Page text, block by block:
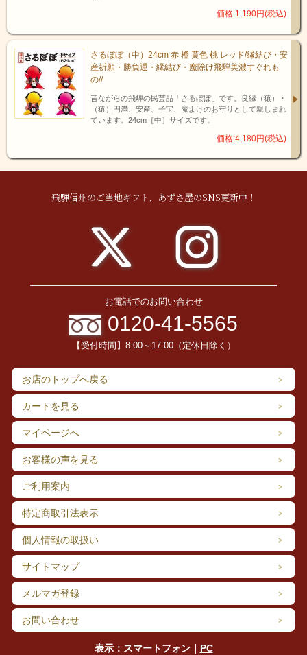
そばを打つ水が、そばの旨さを
左右する
御嶽山から流れる冷川は、雪解け水を集
そば作りに適した水は、ミネラル成分た
霧しなが使用する、御嶽山の伏流水はま
さに蕎麦のためにあるような水で、硬度
10未満と極めて低く、日本でも有数の軟
水です。
天然の蒸留水とも呼べる程の軟水が、蕎
麦本来の旨味をより引き出してくれるの
価格:1,190円(税込)
さるぼぼ（中）24cm 赤 橙 黄色 桃 レッド/縁結び・安
産祈願・勝負運・縁結び・魔除け飛騨美濃すぐれも
の//
昔ながらの飛騨の民芸品「さるぼぼ」です。良縁（猿）・
（猿）円満、安産、子宝、魔よけのお守りとして親しまれ
ています。24cm［中］サイズです。
価格:4,180円(税込)
飛騨信州のご当地ギフト、あずさ屋のSNS更新中！
お電話でのお問い合わせ
0120-41-5565
【受付時間】8:00～17:00（定休日除く）
お店のトップへ戻る
カートを見る
マイページへ
お客様の声を見る
ご利用案内
特定商取引法表示
個人情報の取扱い
サイトマップ
メルマガ登録
お問い合わせ
表示：スマートフォン｜ PC